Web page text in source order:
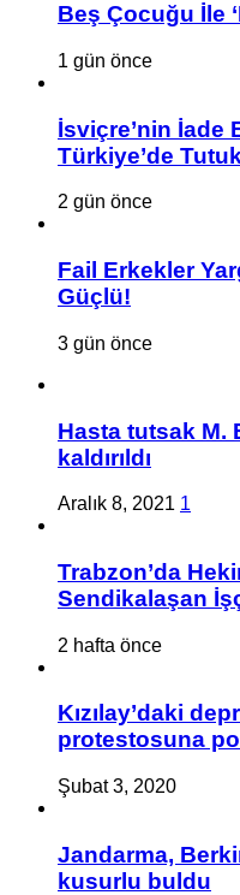
Beş Çocuğu İle
1 gün önce
İsviçre’nin İade
Türkiye’de
2 gün önce
Fail Erkekler
Güçlü!
3 gün önce
Hasta tutsak M.
kaldırıldı
Aralık 8, 2021 1
Trabzon’da
Sendikalaşan
2 hafta önce
Kızılay’daki
protestosuna
Şubat 3, 2020
Jandarma,
kusurlu buldu